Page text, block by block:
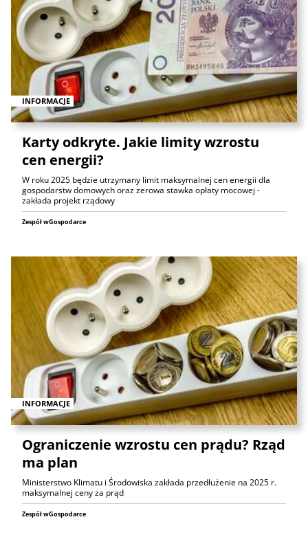
INFORMACJE
Karty odkryte. Jakie limity wzrostu
cen energii?
W roku 2025 będzie utrzymany limit maksymalnej cen energii dla
gospodarstw domowych oraz zerowa stawka opłaty mocowej -
zakłada projekt rządowy
Zespół wGospodarce
INFORMACJE
Ograniczenie wzrostu cen prądu? Rząd
ma plan
Ministerstwo Klimatu i Środowiska zakłada przedłużenie na 2025 r.
maksymalnej ceny za prąd
Zespół wGospodarce